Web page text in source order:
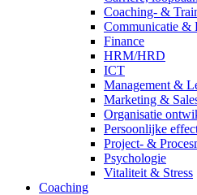
Coaching- &
Communicatie &
Finance
HRM/HRD
ICT
Management &
Marketing &
Organisatie
Persoonlijke
Project- &
Psychologie
Vitaliteit & Stress
Coaching